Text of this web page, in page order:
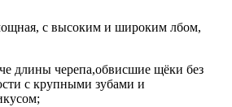
с высоким и широким лбом,
длины черепа,обвисшие щёки без
с крупными зубами и